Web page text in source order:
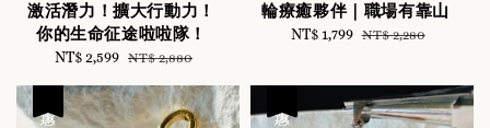
激活潛力！擴大行動力！
你的生命征途啦啦隊！
Sale
NT$ 2,599 Regular
NT$ 2,880
輪療癒夥伴｜職場有靠山
Sale
NT$ 1,799 Regular
NT$ 2,280